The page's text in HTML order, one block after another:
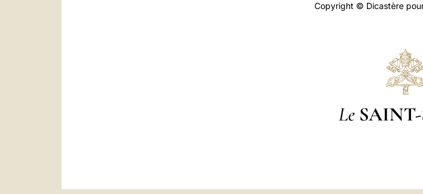
Copyright © Dicastère
Le